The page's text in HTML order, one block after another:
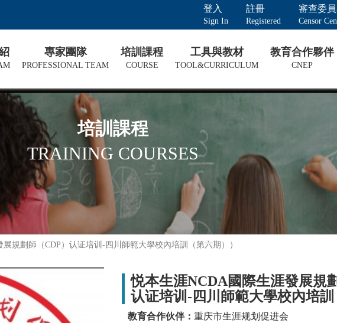
登入
Sign In
註冊
Registered
審查委
Censor
專家團隊
PROFESSIONAL TEAM
培訓課程
COURSE
工具與教材
TOOL&CURRICULUM
教育合作夥伴
CNEP
培訓課程
TRAINING COURSES
規劃師（CDP）认证培训-四川師範大學校內培訓（第六期））
悦本生涯NCDA國際生涯發展規
认证培训-四川師範大學校內培訓
教育合作伙伴： 重庆市生涯规划促进会